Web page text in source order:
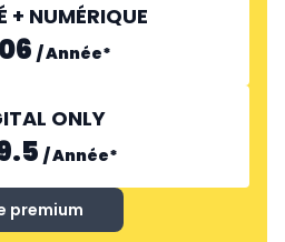
+ NUMÉRIQUE
/Année*
ONLY
/Année*
premium